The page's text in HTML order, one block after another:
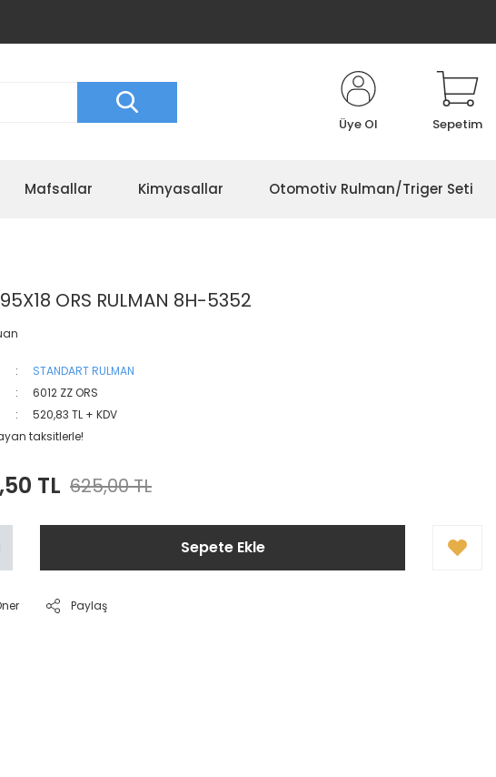
Üye Ol Sepetim
Mafsallar Kimyasallar Otomotiv Rulman/Triger Seti
ORS RULMAN 8H-5352
STANDART RULMAN
6012 ZZ ORS
520,83 TL + KDV
taksitlerle!
TL 625,00 TL
Sepete Ekle
Paylaş